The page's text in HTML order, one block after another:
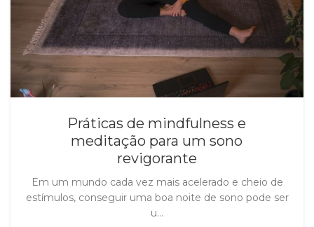
Práticas de mindfulness e
meditação para um sono
revigorante
Em um mundo cada vez mais acelerado e cheio de
estímulos, conseguir uma boa noite de sono pode ser
u...